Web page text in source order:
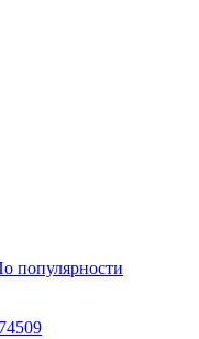
популярности